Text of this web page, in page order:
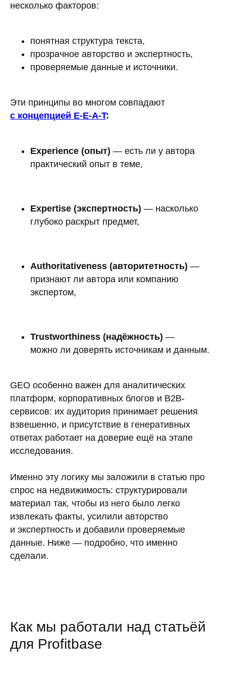
несколько факторов:
понятная структура текста,
прозрачное авторство и экспертность,
проверяемые данные и источники.
Эти принципы во многом совпадают
с концепцией E-E-A-T:
Experience (опыт) — есть ли у автора
практический опыт в теме,
Expertise (экспертность) — насколько
глубоко раскрыт предмет,
Authoritativeness (авторитетность) —
признают ли автора или компанию
экспертом,
Trustworthiness (надёжность) —
можно ли доверять источникам и данным.
GEO особенно важен для аналитических
платформ, корпоративных блогов и B2B-
сервисов: их аудитория принимает решения
взвешенно, и присутствие в генеративных
ответах работает на доверие ещё на этапе
исследования.
Именно эту логику мы заложили в статью про
спрос на недвижимость: структурировали
материал так, чтобы из него было легко
извлекать факты, усилили авторство
и экспертность и добавили проверяемые
данные. Ниже — подробно, что именно
сделали.
Как мы работали над статьёй
для Profitbase